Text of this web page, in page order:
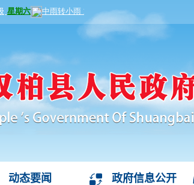
动态要闻 政府信息公开